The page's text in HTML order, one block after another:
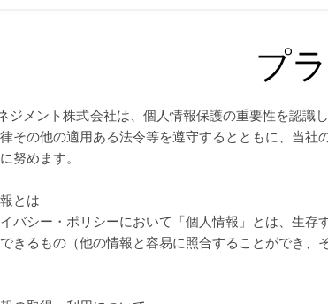
プ
ジメント株式会社は、個人情報保護の重要性を認
その他の適用ある法令等を遵守するとともに、当
努めます。
とは
バシー・ポリシーにおいて「個人情報」とは、生
きるもの（他の情報と容易に照合することができ